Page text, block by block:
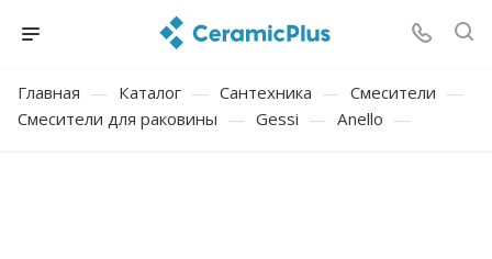
Главная — Каталог — Сантехника — Смесители —
Смесители для раковины — Gessi — Anello —